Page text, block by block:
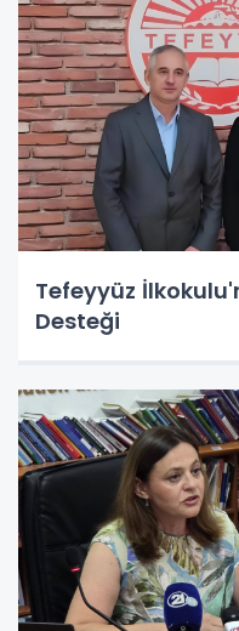
Tefeyyüz
Desteği